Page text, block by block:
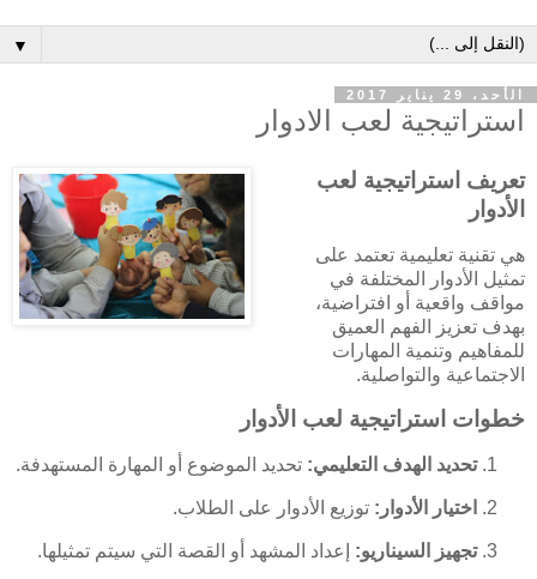
▼
الأحد، 29 يناير 2017
استراتيجية لعب الادوار
تعريف استراتيجية لعب
الأدوار
هي تقنية تعليمية تعتمد على
تمثيل الأدوار المختلفة في
مواقف واقعية أو افتراضية،
بهدف تعزيز الفهم العميق
للمفاهيم وتنمية المهارات
الاجتماعية والتواصلية.
خطوات استراتيجية لعب الأدوار
تحديد الهدف التعليمي: تحديد الموضوع أو المهارة المستهدفة.
اختيار الأدوار: توزيع الأدوار على الطلاب.
تجهيز السيناريو: إعداد المشهد أو القصة التي سيتم تمثيلها.